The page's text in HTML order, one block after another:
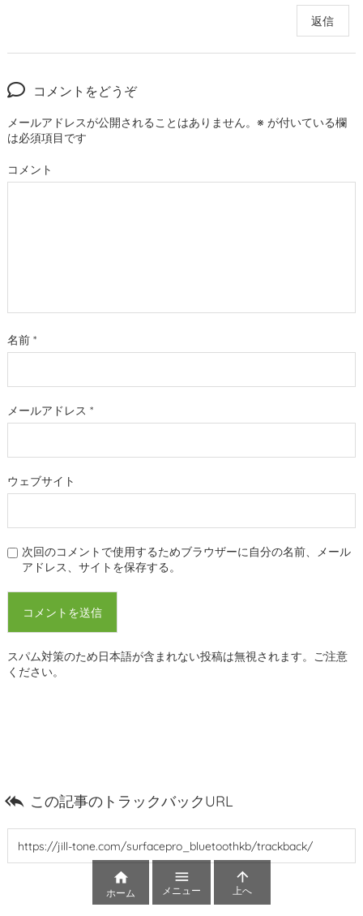
返信
コメントをどうぞ
メールアドレスが公開されることはありません。 ※ が付いている欄
は必須項目です
コメント
名前 *
メールアドレス *
ウェブサイト
次回のコメントで使用するためブラウザーに自分の名前、メール
アドレス、サイトを保存する。
スパム対策のため日本語が含まれない投稿は無視されます。ご注意
ください。
 この記事のトラックバックURL

ホーム

メニュー

上へ